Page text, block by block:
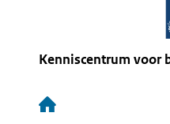
Kenniscentrum voor
Hoofdnavigatie